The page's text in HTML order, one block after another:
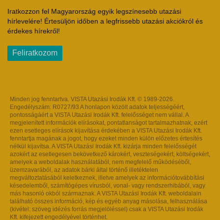
Iratkozzon fel Magyarország egyik legszínesebb utazási
hírlevelére! Értesüljön időben a legfrissebb utazási akciókról és
érdekes hírekről!
Feliratkozom
Minden jog fenntartva. VISTA Utazási Irodák Kft. © 1989-2026.
Engedélyszám: R0727/93 A honlapon közölt adatok teljességéért,
pontosságáért a VISTA Utazási Irodák Kft. felelősséget nem vállal. A
megjelenített információk elírásokat, pontatlanságot tartalmazhatnak, ezért
ezen esetleges elírások kijavítása érdekében a VISTA Utazási Irodák Kft.
fenntartja magának a jogot, hogy ezeket minden külön előzetes értesítés
nélkül kijavítsa. A VISTA Utazási Irodák Kft. kizárja minden felelősségét
azokért az esetlegesen bekövetkező károkért, veszteségekért, költségekért,
amelyek a weboldalak használatából, nem megfelelő működéséből,
üzemzavarából, az adatok bárki által történő illetéktelen
megváltoztatásából keletkeznek, illetve amelyek az információtovábbítási
késedelemből, számítógépes vírusból, vonal- vagy rendszerhibából, vagy
más hasonló okból származnak. A VISTA Utazási Irodák Kft. weboldalain
található összes információ, kép és egyéb anyag másolása, felhasználása
(kivétel: szöveg idézés forrás megjelöléssel) csak a VISTA Utazási Irodák
Kft. kifejezett engedélyével történhet.